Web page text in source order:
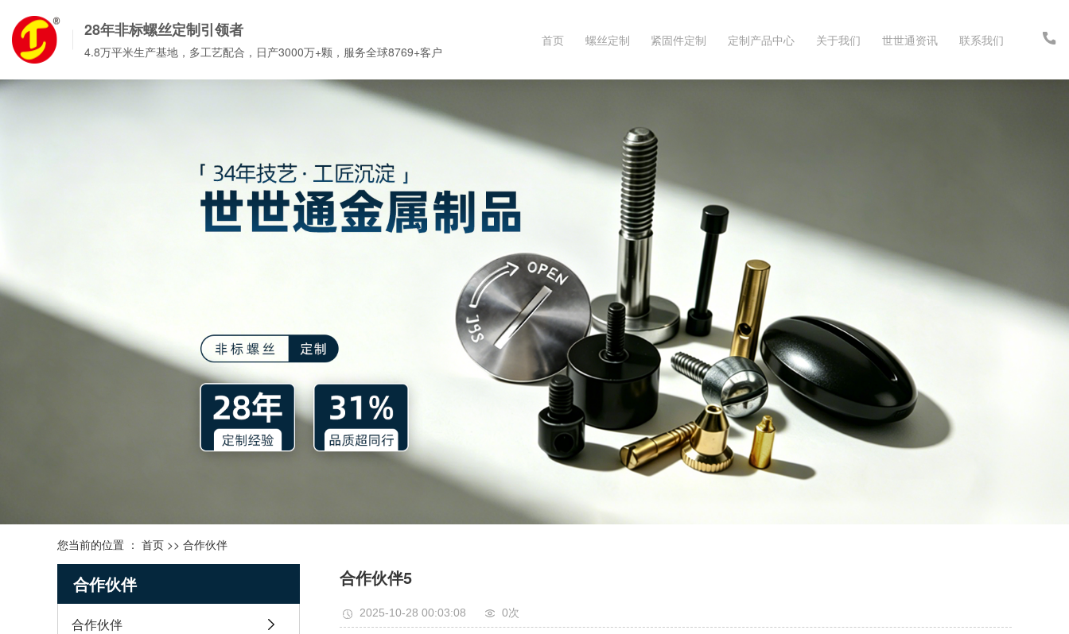
28年非标螺丝定制引领者
4.8万平米生产基地，多工艺配合，日产3000万+颗，服务全球8769+客户
首页 螺丝定制 紧固件定制 定制产品中心 关于我们 世世通资讯 联系我们
您当前的位置 ： 首页 >> 合作伙伴
合作伙伴
合作伙伴
合作伙伴5
2025-10-28 00:03:08 0次